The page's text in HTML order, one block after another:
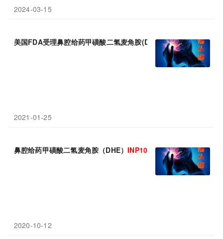
2024-03-15
美国FDA受理鼻腔给药甲磺酸二氢麦角胺(DHE)INP104：15分钟
2021-01-25
鼻腔给药甲磺酸二氢麦角胺（DHE）INP104 ：15分钟起效，2小
2020-10-12